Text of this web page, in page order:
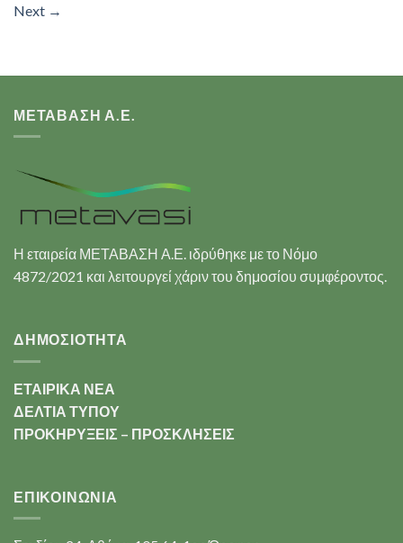
Next →
ΜΕΤΑΒΑΣΗ Α.Ε.
Η εταιρεία ΜΕΤΑΒΑΣΗ Α.Ε. ιδρύθηκε με το Νόμο
4872/2021 και λειτουργεί χάριν του δημοσίου συμφέροντος.
ΔΗΜΟΣΙΟΤΗΤΑ
ΕΤΑΙΡΙΚΑ ΝΕΑ
ΔΕΛΤΙΑ ΤΥΠΟΥ
ΠΡΟΚΗΡΥΞΕΙΣ – ΠΡΟΣΚΛΗΣΕΙΣ
ΕΠΙΚΟΙΝΩΝΊΑ